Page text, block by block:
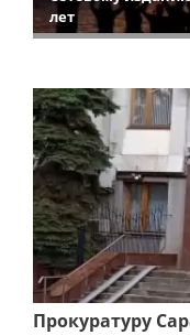
лет
Прокуратуру